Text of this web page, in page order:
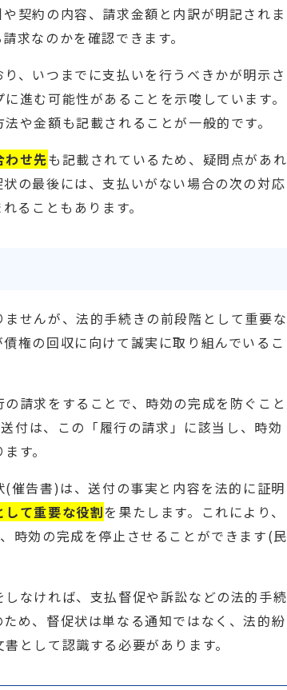
契約の内容、請求金額と内訳が明記されま
求なのかを確認できます。
、いつまでに支払いを行うべきかが明示さ
進む可能性があることを示唆しています。
や金額も記載されることが一般的です。
わせ先も記載されているため、疑問点があれ
の最後には、支払いがない場合の次の対応
ることもあります。
せんが、法的手続きの前段階として重要な
権の回収に向けて誠実に取り組んでいるこ
請求をすることで、時効の完成を防ぐこと
付は、この「履行の請求」に該当し、時効
す。
催告書)は、送付の事実と内容を法的に証明
て重要な役割を果たします。これにより、
時効の完成を停止させることができます(民
なければ、支払督促や訴訟などの法的手続
め、督促状は単なる通知ではなく、法的紛
として認識する必要があります。